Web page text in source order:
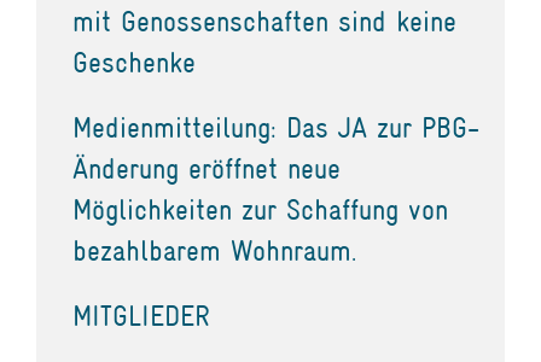
mit Genossenschaften sind keine
Geschenke
Medienmitteilung: Das JA zur PBG-
Änderung eröffnet neue
Möglichkeiten zur Schaffung von
bezahlbarem Wohnraum.
MITGLIEDER